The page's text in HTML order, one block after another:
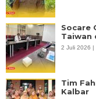
Socare
Taiwan
2 Juli 2026 |
Tim
Kalbar